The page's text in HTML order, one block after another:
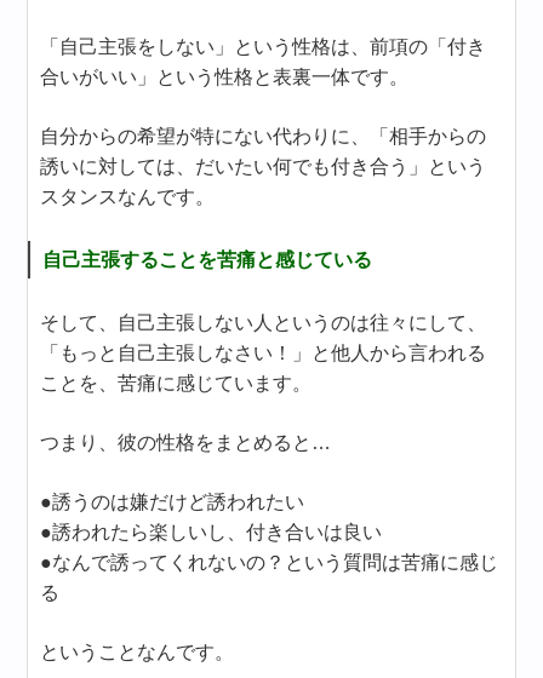
「自己主張をしない」という性格は、前項の「付き
合いがいい」という性格と表裏一体です。
自分からの希望が特にない代わりに、「相手からの
誘いに対しては、だいたい何でも付き合う」という
スタンスなんです。
自己主張することを苦痛と感じている
そして、自己主張しない人というのは往々にして、
「もっと自己主張しなさい！」と他人から言われる
ことを、苦痛に感じています。
つまり、彼の性格をまとめると…
●誘うのは嫌だけど誘われたい
●誘われたら楽しいし、付き合いは良い
●なんで誘ってくれないの？という質問は苦痛に感じ
る
ということなんです。